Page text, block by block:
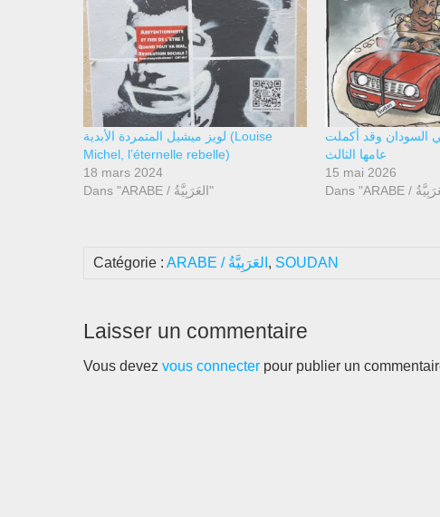
لويز ميشيل المتمردة الأبدية (Louise
Michel, l’éternelle rebelle)
18 mars 2024
Dans "ARABE / العَرَبِيَّةُ"
السودان وقد أكملت
عامها الثالث
15 mai 2026
Catégorie : ARABE / العَرَبِيَّةُ , SOUDAN
Laisser un commentaire
Vous devez vous connecter pour publier un